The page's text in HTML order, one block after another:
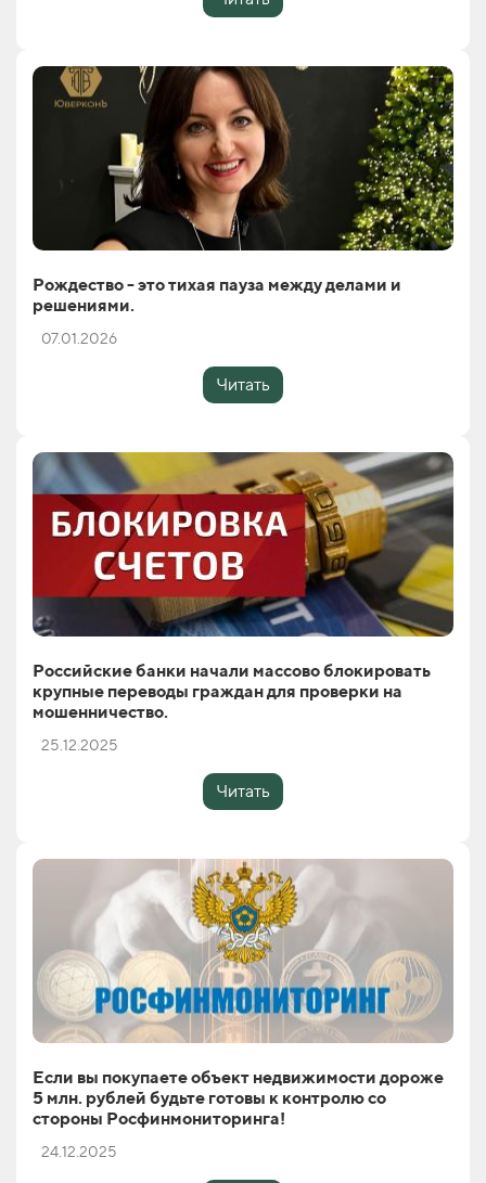
Рождество - это тихая пауза между делами и
решениями.
07.01.2026
Читать
Российские банки начали массово блокировать
крупные переводы граждан для проверки на
мошенничество.
25.12.2025
Читать
Если вы покупаете объект недвижимости дороже
5 млн. рублей будьте готовы к контролю со
стороны Росфинмониторинга!
24.12.2025